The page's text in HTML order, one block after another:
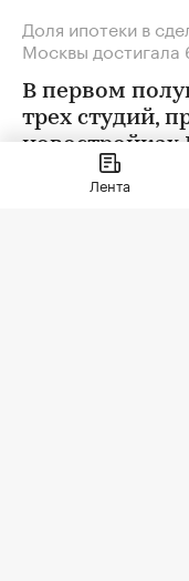
Доля ипотеки в
Москвы достигала
В первом
трех студий,
ипотеку. В
сделок менее
Лента